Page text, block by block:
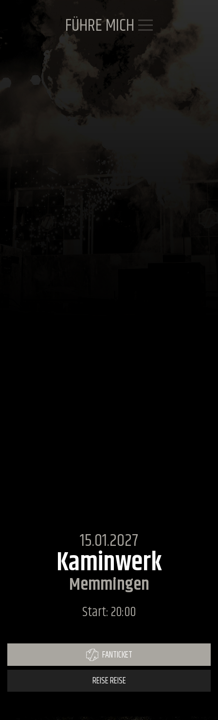
15.01.2027
Kaminwerk
Memmingen
Start: 20:00
FANTICKET
REISE REISE